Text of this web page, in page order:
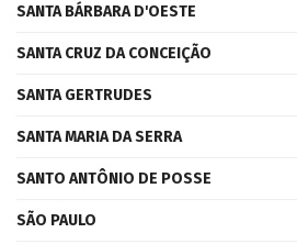
SANTA BÁRBARA D'OESTE
SANTA CRUZ DA CONCEIÇÃO
SANTA GERTRUDES
SANTA MARIA DA SERRA
SANTO ANTÔNIO DE POSSE
SÃO PAULO